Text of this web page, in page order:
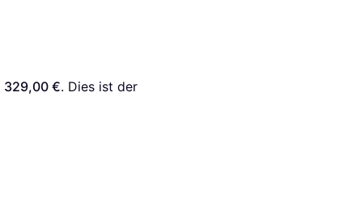
329,00 €. Dies ist der